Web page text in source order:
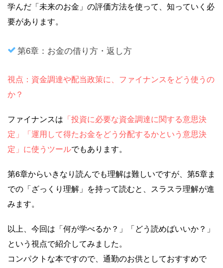
学んだ「未来のお金」の評価方法を使って、知っていく必
要があります。
第6章：お金の借り方・返し方
視点：資金調達や配当政策に、ファイナンスをどう使うの
か？
ファイナンスは 「投資に必要な資金調達に関する意思決
定」「運用して得たお金をどう分配するかという意思決
定」に使うツールでもあります。
第6章からいきなり読んでも理解は難しいですが、第5章ま
での「ざっくり理解」を持って読むと、スラスラ理解が進
みます。
以上、今回は「何が学べるか？」「どう読めばいいか？」
という視点で紹介してみました。
コンパクトな本ですので、通勤のお供としておすすめで